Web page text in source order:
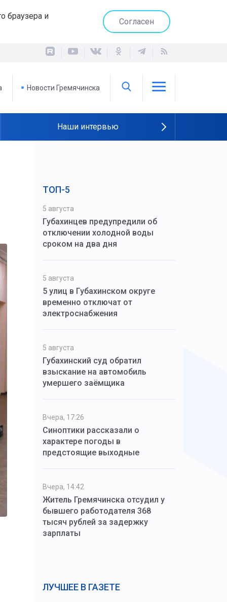
браузера и
Согласен
Новости Гремячинска
Наши интервью
ТОП-5
5 августа
Губахинцев предупредили об
отключении холодной воды
сроком на два дня
5 августа
5 улиц в Губахинском округе
временно отключат от
электроснабжения
5 августа
Губахинский суд обратил
взыскание на автомобиль
умершего заёмщика
Вчера, 17:26
Синоптики рассказали о
характере погоды в
предстоящие выходные
Вчера, 14:42
Житель Гремячинска отсудил у
бывшего работодателя 368
тысяч рублей за задержку
зарплаты
ЛУЧШЕЕ В ГАЗЕТЕ